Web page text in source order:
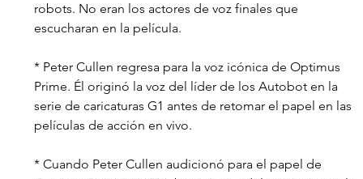
robots. No eran los actores de voz finales que
escucharan en la película.
* Peter Cullen regresa para la voz icónica de Optimus
Prime. Él originó la voz del líder de los Autobot en la
serie de caricaturas G1 antes de retomar el papel en las
películas de acción en vivo.
* Cuando Peter Cullen audicionó para el papel de